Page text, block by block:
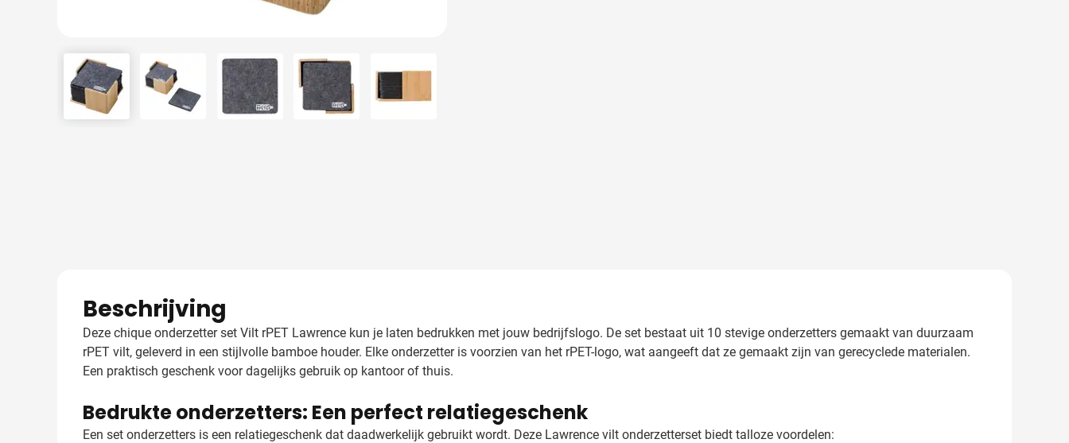
View larger imageView larger imageView larger imageView larger image
Beschrijving
Deze chique onderzetter set Vilt rPET Lawrence kun je laten bedrukken met jouw bedrijfslogo. De set bestaat uit 10 stevige onderzetters gemaakt van duurzaam
rPET vilt, geleverd in een stijlvolle bamboe houder. Elke onderzetter is voorzien van het rPET-logo, wat aangeeft dat ze gemaakt zijn van gerecyclede materialen.
Een praktisch geschenk voor dagelijks gebruik op kantoor of thuis.
Bedrukte onderzetters: Een perfect relatiegeschenk
Een set onderzetters is een relatiegeschenk dat daadwerkelijk gebruikt wordt. Deze Lawrence vilt onderzetterset biedt talloze voordelen: